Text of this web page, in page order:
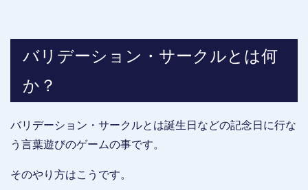
バリデーション・サークルとは何
か？
バリデーション・サークルとは誕生日などの記念日に行な
う言葉遊びのゲームの事です。
そのやり方はこうです。